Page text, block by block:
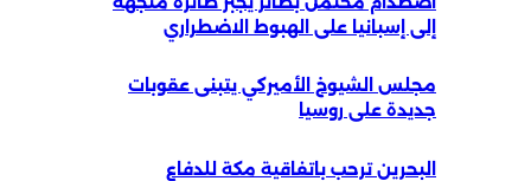
إلى إسبانيا على الهبوط الاضطراري
مجلس الشيوخ الأميركي يتبنى عقوبات
جديدة على روسيا
البحرين ترحب باتفاقية مكة للدفاع